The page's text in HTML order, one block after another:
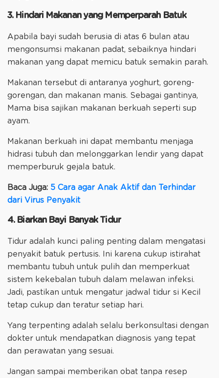
3. Hindari Makanan yang Memperparah Batuk
Apabila bayi sudah berusia di atas 6 bulan atau
mengonsumsi makanan padat, sebaiknya hindari
makanan yang dapat memicu batuk semakin parah.
Makanan tersebut di antaranya yoghurt, goreng-
gorengan, dan makanan manis. Sebagai gantinya,
Mama bisa sajikan makanan berkuah seperti sup
ayam.
Makanan berkuah ini dapat membantu menjaga
hidrasi tubuh dan melonggarkan lendir yang dapat
memperburuk gejala batuk.
Baca Juga: 5 Cara agar Anak Aktif dan Terhindar
dari Virus Penyakit
4. Biarkan Bayi Banyak Tidur
Tidur adalah kunci paling penting dalam mengatasi
penyakit batuk pertusis. Ini karena cukup istirahat
membantu tubuh untuk pulih dan memperkuat
sistem kekebalan tubuh dalam melawan infeksi.
Jadi, pastikan untuk mengatur jadwal tidur si Kecil
tetap cukup dan teratur setiap hari.
Yang terpenting adalah selalu berkonsultasi dengan
dokter untuk mendapatkan diagnosis yang tepat
dan perawatan yang sesuai.
Jangan sampai memberikan obat tanpa resep